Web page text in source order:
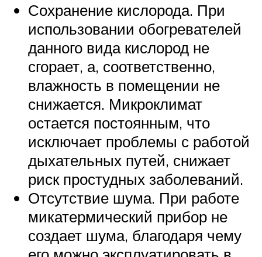
Сохранение кислорода. При
использовании обогревателей
данного вида кислород не
сгорает, а, соответственно,
влажность в помещении не
снижается. Микроклимат
остается постоянным, что
исключает проблемы с работой
дыхательных путей, снижает
риск простудных заболеваний.
Отсутствие шума. При работе
микатермический прибор не
создает шума, благодаря чему